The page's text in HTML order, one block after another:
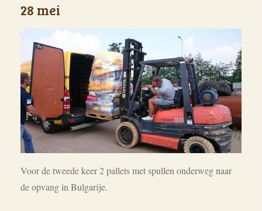
28 mei
Voor de tweede keer 2 pallets met spullen onderweg naar
de opvang in Bulgarije.